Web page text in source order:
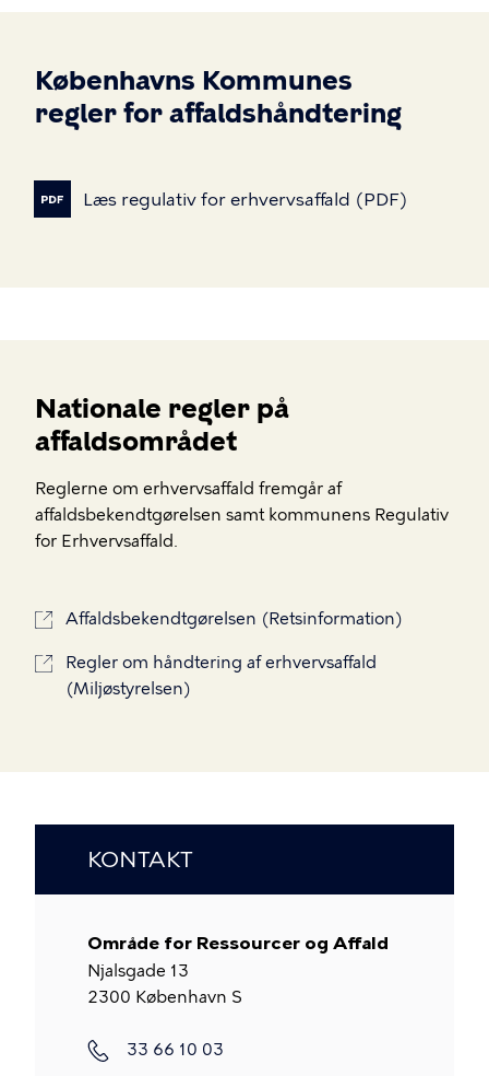
Københavns Kommunes
regler for affaldshåndtering
Læs regulativ for erhvervsaffald (PDF)
Nationale regler på
affaldsområdet
Reglerne om erhvervsaffald fremgår af
affaldsbekendtgørelsen samt kommunens Regulativ
for Erhvervsaffald.
Affaldsbekendtgørelsen (Retsinformation)
Regler om håndtering af erhvervsaffald
(Miljøstyrelsen)
KONTAKT
Område for Ressourcer og Affald
Njalsgade 13
2300 København S
Telefon
33 66 10 03